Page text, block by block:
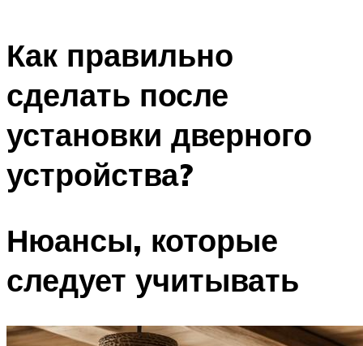
Как правильно
сделать после
установки дверного
устройства?
Нюансы, которые
следует учитывать